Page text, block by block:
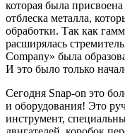
которая была присвоена
отблеска металла,
обработки. Так как
расширялась
Company» была
И это было только
Сегодня Snap-on это
и оборудования! Это
инструмент,